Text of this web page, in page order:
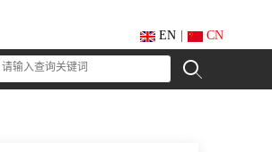
EN CN